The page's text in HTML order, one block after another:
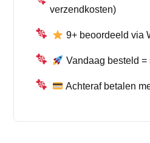
verzendkosten)
9+ beoordeeld via
Vandaag besteld =
Achteraf betalen